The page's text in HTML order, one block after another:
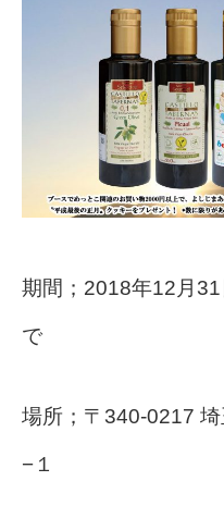
期間；2018年12月
で
場所；〒340-0217
−１